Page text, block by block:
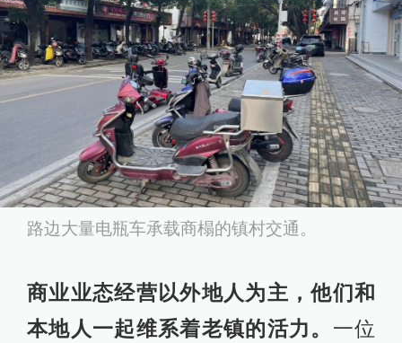
路边大量电瓶车承载商榻的镇村交通。
商业业态经营以外地人为主，他们和
本地人一起维系着老镇的活力。 一位